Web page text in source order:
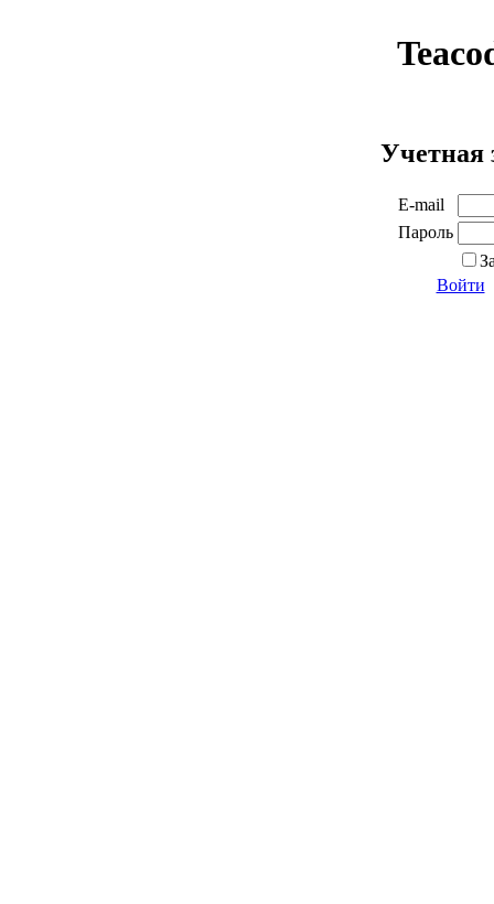
Учетная
E-mail
Пароль
Войти